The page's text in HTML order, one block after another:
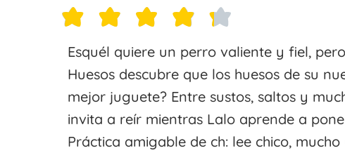
Esquél quiere un perro valiente y fiel,
Huesos descubre que los huesos de su
mejor juguete? Entre sustos, saltos y
invita a reír mientras Lalo aprende a
Práctica amigable de ch: lee chico, mucho